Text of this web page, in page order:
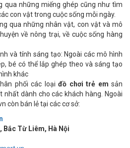
qua những miếng ghép cũng như tìm
con vật trong cuộc sống mỗi ngày.
qua những nhân vật, con vật và mô
về nông trại, về cuộc sống hàng
và tính sáng tạo: Ngoài các mô hình
bé có thể lắp ghép theo và sáng tạo
khác
phối các loại đồ chơi trẻ em sản
dành cho các khách hàng. Ngoài
còn bán lẻ tại các cơ sở:
Bắc Từ Liêm, Hà Nội